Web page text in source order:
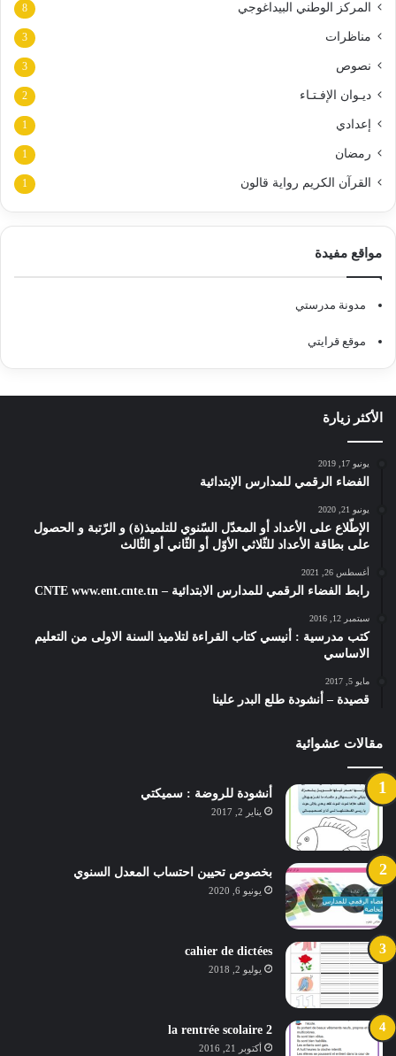
المركز الوطني البيداغوجي 8
مناظرات 3
نصوص 3
ديـوان الإفـتـاء 2
إعدادي 1
رمضان 1
القرآن الكريم رواية قالون 1
مواقع مفيدة
مدونة مدرستي
موقع قرايتي
الأكثر زيارة
يونيو 17, 2019
الفضاء الرقمي للمدارس الإبتدائية
يونيو 21, 2020
الإطّلاع على الأعداد أو المعدّل السّنوي للتلميذ(ة) و الرّتبة و الحصول
على بطاقة الأعداد للثّلاثي الأوّل أو الثّاني أو الثّالث
أغسطس 26, 2021
رابط الفضاء الرقمي للمدارس الابتدائية – CNTE www.ent.cnte.tn
سبتمبر 12, 2016
كتب مدرسية : أنيسي كتاب القراءة لتلاميذ السنة الاولى من التعليم
الاساسي
مايو 5, 2017
قصيدة – أنشودة طلع البدر علينا
مقالات عشوائية
أنشودة للروضة : سميكتي
يناير 2, 2017
بخصوص تحيين احتساب المعدل السنوي
يونيو 6, 2020
cahier de dictées
يوليو 2, 2018
la rentrée scolaire 2
أكتوبر 21, 2016